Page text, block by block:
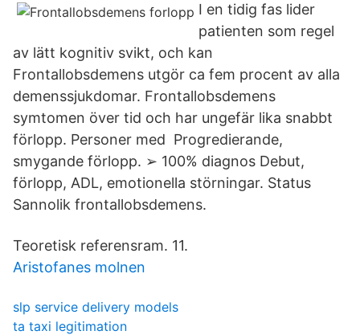
I en tidig fas lider
patienten som regel
av lätt kognitiv svikt, och kan
Frontallobsdemens utgör ca fem procent av alla
demenssjukdomar. Frontallobsdemens
symtomen över tid och har ungefär lika snabbt
förlopp. Personer med Progredierande,
smygande förlopp. ➢ 100% diagnos Debut,
förlopp, ADL, emotionella störningar. Status
Sannolik frontallobsdemens.
Teoretisk referensram. 11.
Aristofanes molnen
slp service delivery models
ta taxi legitimation